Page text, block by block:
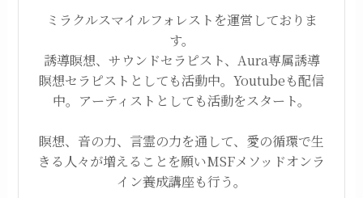
ミラクルスマイルフォレストを運営しておりま
す。
誘導瞑想、サウンドセラピスト、Aura専属誘導
瞑想セラピストとしても活動中。Youtubeも配信
中。アーティストとしても活動をスタート。
瞑想、音の力、言霊の力を通して、愛の循環で生
きる人々が増えることを願いMSFメソッドオンラ
イン養成講座も行う。